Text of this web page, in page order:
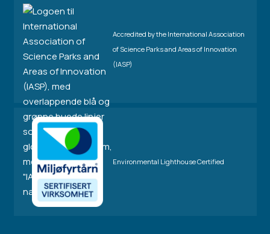
Accredited by the International Association
of Science Parks and Areas of Innovation
(IASP)
Environmental Lighthouse Certified